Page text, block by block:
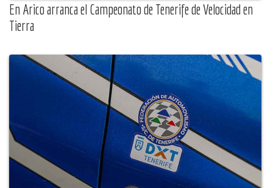
En Arico arranca el Campeonato de Tenerife de Velocidad en
Tierra